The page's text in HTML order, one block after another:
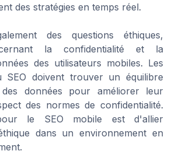
des stratégies en temps réel.
des questions éthiques,
la confidentialité et la
des utilisateurs mobiles. Les
SEO doivent trouver un équilibre
données pour améliorer leur
des normes de confidentialité.
le SEO mobile est d'allier
dans un environnement en